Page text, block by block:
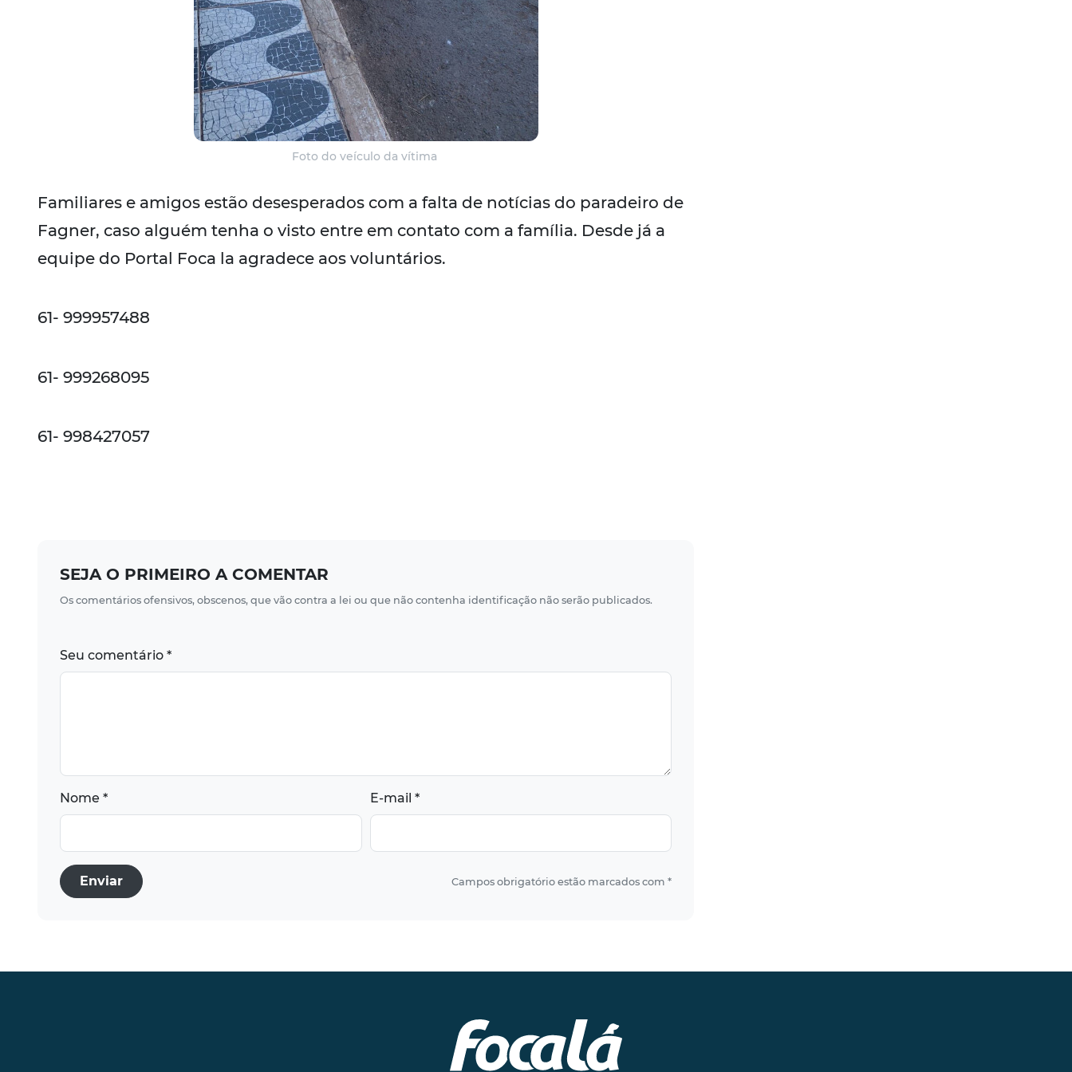
Foto do veículo da vítima
Familiares e amigos estão desesperados com a falta de notícias do paradeiro de
Fagner, caso alguém tenha o visto entre em contato com a família. Desde já a
equipe do Portal Foca la agradece aos voluntários.
61- 999957488
61- 999268095
61- 998427057
SEJA O PRIMEIRO A COMENTAR
Os comentários ofensivos, obscenos, que vão contra a lei ou que não contenha identificação não serão publicados.
Seu comentário *
Nome * E-mail *
Enviar Campos obrigatório estão marcados com *